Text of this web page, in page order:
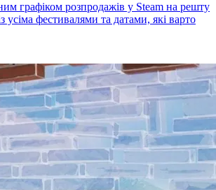
графіком розпродажів у Steam на решту
усіма фестивалями та датами, які варто